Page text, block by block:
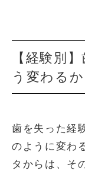
【経験別
う変わるか
歯を失った経
のように変わ
タからは、そ